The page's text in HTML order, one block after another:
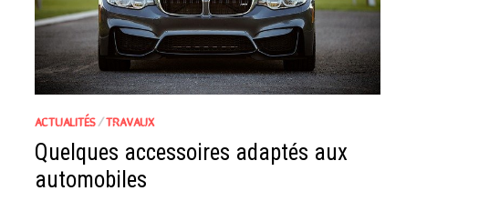
ACTUALITÉS/TRAVAUX
Quelques accessoires adaptés aux
automobiles